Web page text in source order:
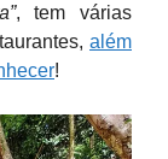
, tem várias
além
!